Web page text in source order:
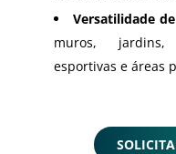
Versatilidade
muros, jardins,
esportivas e áreas